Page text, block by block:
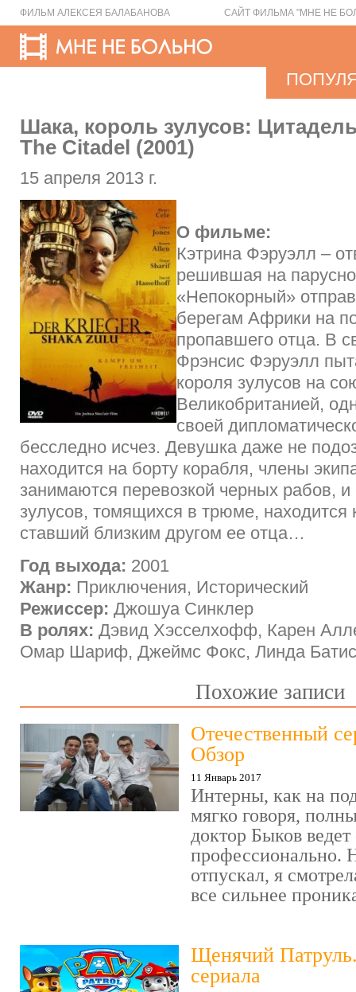
ФИЛЬМ АЛЕКСЕЯ БАЛАБАНОВА САЙТ ФИЛЬМА "МНЕ НЕ
Шака, король зулусов:
The Citadel (2001)
15 апреля 2013 г.
О фильме:
Кэтрина Фэруэлл –
решившая на
«Непокорный»
берегам Африки на
пропавшего отца. В
Фрэнсис Фэруэлл
короля зулусов на
Великобританией,
своей
бесследно исчез. Девушка даже не
находится на борту корабля, члены
занимаются перевозкой черных рабов, и
зулусов, томящихся в трюме, находится
ставший близким другом ее отца…
Год выхода: 2001
Жанр: Приключения, Исторический
Режиссер: Джошуа Синклер
В ролях: Дэвид Хэсселхофф, Карен
Омар Шариф, Джеймс Фокс, Линда
Похожие записи
Отечественный
Обзор
11 Январь 2017
Интерны, как на
мягко говоря,
доктор Быков ведет
профессионально.
отпускал, я
все сильнее
Щенячий
сериала